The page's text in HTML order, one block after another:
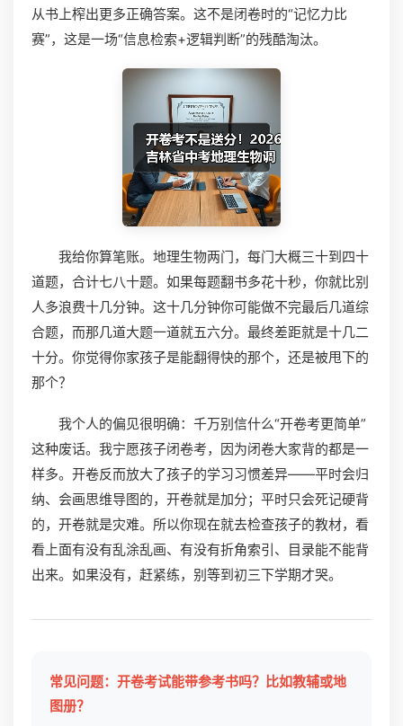
从书上榨出更多正确答案。这不是闭卷时的“记忆力比
赛”，这是一场“信息检索+逻辑判断”的残酷淘汰。
我给你算笔账。地理生物两门，每门大概三十到四十
道题，合计七八十题。如果每题翻书多花十秒，你就比别
人多浪费十几分钟。这十几分钟你可能做不完最后几道综
合题，而那几道大题一道就五六分。最终差距就是十几二
十分。你觉得你家孩子是能翻得快的那个，还是被甩下的
那个？
我个人的偏见很明确：千万别信什么“开卷考更简单”
这种废话。我宁愿孩子闭卷考，因为闭卷大家背的都是一
样多。开卷反而放大了孩子的学习习惯差异——平时会归
纳、会画思维导图的，开卷就是加分；平时只会死记硬背
的，开卷就是灾难。所以你现在就去检查孩子的教材，看
看上面有没有乱涂乱画、有没有折角索引、目录能不能背
出来。如果没有，赶紧练，别等到初三下学期才哭。
常见问题：开卷考试能带参考书吗？比如教辅或地
图册？